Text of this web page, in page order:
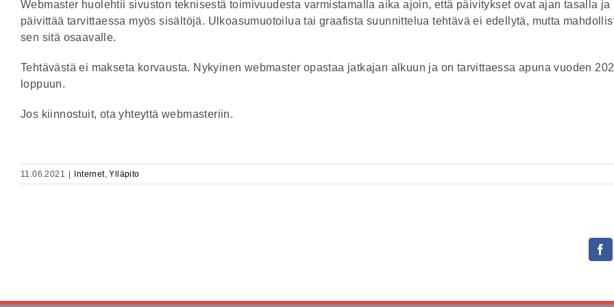
Webmaster huolehtii sivuston teknisestä toimivuudesta varmistamalla aika ajoin, että päivitykset ovat ajan tasalla ja
päivittää tarvittaessa myös sisältöjä. Ulkoasumuotoilua tai graafista suunnittelua tehtävä ei edellytä, mutta
sen sitä osaavalle.
Tehtävästä ei makseta korvausta. Nykyinen webmaster opastaa jatkajan alkuun ja on tarvittaessa apuna vuoden
loppuun.
Jos kiinnostuit, ota yhteyttä webmasteriin.
11.06.2021 Internet,Ylläpito